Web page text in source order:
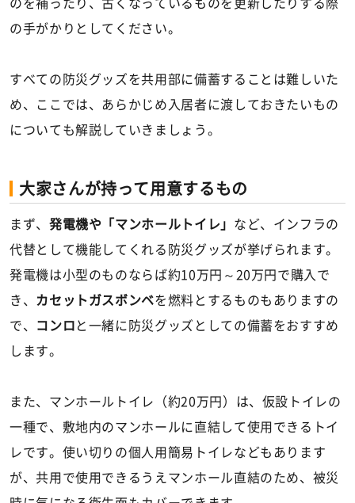
のを補ったり、古くなっているものを更新したりする際
の手がかりとしてください。
すべての防災グッズを共用部に備蓄することは難しいた
め、ここでは、あらかじめ入居者に渡しておきたいもの
についても解説していきましょう。
大家さんが持って用意するもの
まず、 発電機や「マンホールトイレ」 など、インフラの
代替として機能してくれる防災グッズが挙げられます。
発電機は小型のものならば約10万円～20万円で購入で
き、
カセットガスボンベを燃料とするものもありますの
で、
コンロ と一緒に防災グッズとしての備蓄をおすすめ
します。
また、マンホールトイレ（約20万円）は、仮設トイレの
一種で、敷地内のマンホールに直結して使用できるトイ
レです。使い切りの個人用簡易トイレなどもあります
が、共用で使用できるうえマンホール直結のため、被災